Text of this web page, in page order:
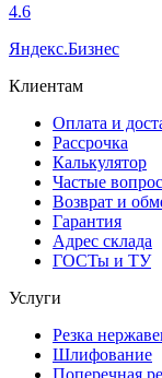
4.6
Яндекс.Бизнес
Клиентам
Оплата и
Рассрочка
Калькулятор
Частые
Возврат и
Гарантия
Адрес склада
ГОСТы и ТУ
Услуги
Резка
Шлифование
Поперечная